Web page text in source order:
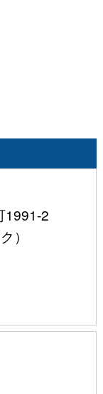
1991-2
）